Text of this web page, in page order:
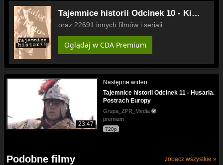
Tajemnice historii Odcinek 10 - Kim
jesteśmy? O Słowianach
oraz 22691 innych filmów i seriali
Oglądaj w CDA Premium
23:47
Następne wideo:
Tajemnice historii Odcinek 11 - Husaria.
Postrach Europy
Grupa_ZPR_Media
premium
720p
Podobne filmy zobacz wszystkie »